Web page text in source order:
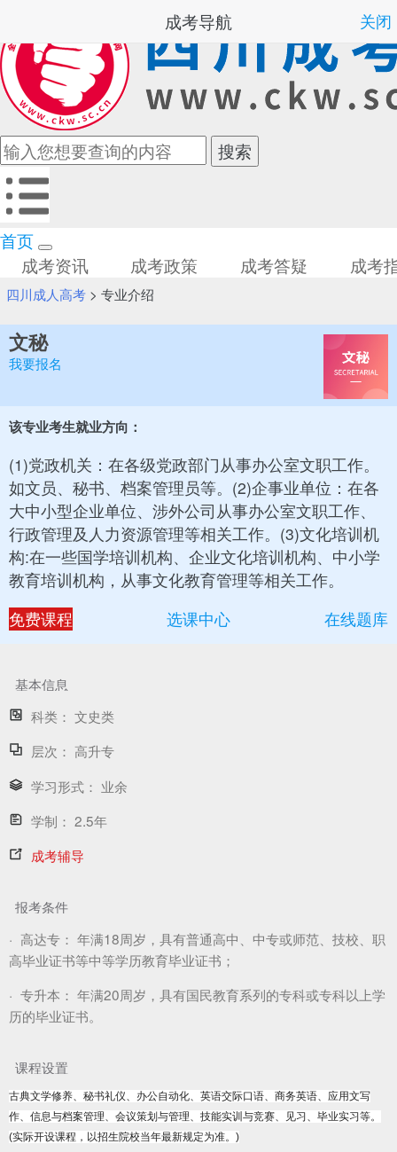
首页
成考资讯
成考政策 成考答疑 成考
四川成人高考> 专业介绍
文秘
我要报名
该专业考生就业方向：
(1)党政机关：在各级党政部门从事办公室文职工作。
如文员、秘书、档案管理员等。(2)企事业单位：在各
大中小型企业单位、涉外公司从事办公室文职工作、
行政管理及人力资源管理等相关工作。(3)文化培训机
构:在一些国学培训机构、企业文化培训机构、中小学
教育培训机构，从事文化教育管理等相关工作。
免费课程
选课中心 在线题库
基本信息
科类： 文史类
层次： 高升专
学习形式： 业余
学制： 2.5年
成考辅导
报考条件
· 高达专： 年满18周岁，具有普通高中、中专或师范、技校、职
高毕业证书等中等学历教育毕业证书；
· 专升本： 年满20周岁，具有国民教育系列的专科或专科以上学
历的毕业证书。
课程设置
古典文学修养、秘书礼仪、办公自动化、英语交际口语、商务英语、应用文写
作、信息与档案管理、会议策划与管理、技能实训与竞赛、见习、毕业实习等。
(实际开设课程，以招生院校当年最新规定为准。)
成考导航 关闭